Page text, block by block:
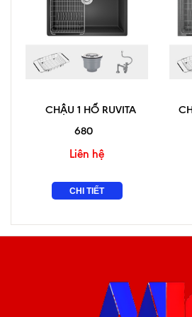
CHẬU 1 HỐ RUVITA
680
Liên hệ
CHI TIẾT